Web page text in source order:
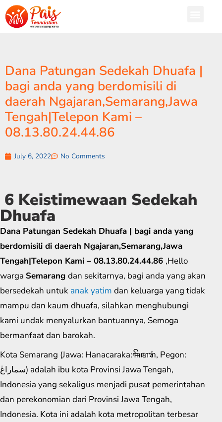
Dana Patungan Sedekah Dhuafa |
bagi anda yang berdomisili di
daerah Ngajaran,Semarang,Jawa
Tengah|Telepon Kami –
08.13.80.24.44.86
July 6, 2022 No Comments
6 Keistimewaan Sedekah
Dhuafa
Dana Patungan Sedekah Dhuafa | bagi anda yang
berdomisili di daerah Ngajaran,Semarang,Jawa
Tengah|Telepon Kami – 08.13.80.24.44.86 ,Hello
warga Semarang dan sekitarnya, bagi anda yang akan
bersedekah untuk anak yatim dan keluarga yang tidak
mampu dan kaum dhuafa, silahkan menghubungi
kami undak menyalurkan bantuannya, Semoga
bermanfaat dan barokah.
Kota Semarang (Jawa: Hanacaraka:ꦯꦼꦩꦫꦁ​, Pegon:
سماراڠ) adalah ibu kota Provinsi Jawa Tengah,
Indonesia yang sekaligus menjadi pusat pemerintahan
dan perekonomian dari Provinsi Jawa Tengah,
Indonesia. Kota ini adalah kota metropolitan terbesar